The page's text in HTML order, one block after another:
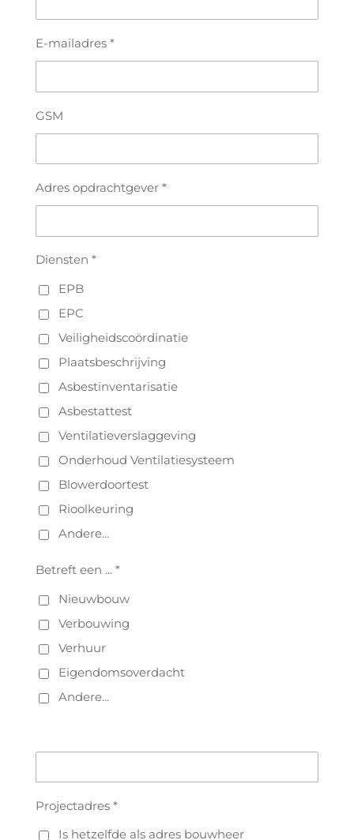
E-mailadres *
GSM
Adres opdrachtgever *
Diensten *
EPB
EPC
Veiligheidscoördinatie
Plaatsbeschrijving
Asbestinventarisatie
Asbestattest
Ventilatieverslaggeving
Onderhoud Ventilatiesysteem
Blowerdoortest
Rioolkeuring
Andere...
Betreft een ... *
Nieuwbouw
Verbouwing
Verhuur
Eigendomsoverdacht
Andere...
Projectadres *
Is hetzelfde als adres bouwheer